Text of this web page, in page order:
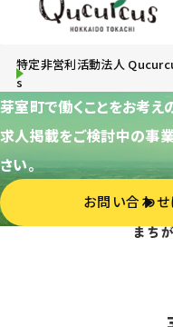
特定非営利活動法人
s
芽室町で働くことをお考え
求人掲載をご検討中の事
さい。
お問い合わせ